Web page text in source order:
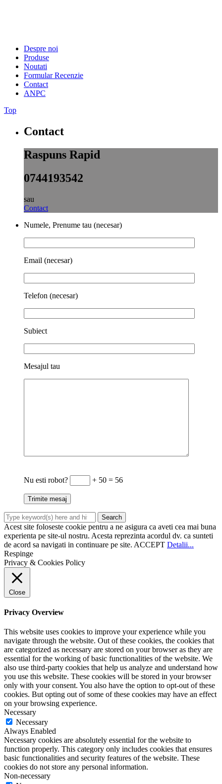
Despre noi
Produse
Noutati
Formular Recenzie
Contact
ANPC
Top
Contact
Raspuns Rapid
0744193542
sau
Contact
Numele, Prenume tau (necesar)
Email (necesar)
Telefon (necesar)
Subiect
Mesajul tau
Nu esti robot? + 50 = 56
Acest site foloseste cookie pentru a ne asigura ca aveti cea mai buna
experienta pe site-ul nostru. Acesta reprezinta acordul dv. ca sunteti
de acord sa navigati in continuare pe site. ACCEPT Detalii...
Respinge
Privacy & Cookies Policy
Close
Privacy Overview
This website uses cookies to improve your experience while you
navigate through the website. Out of these cookies, the cookies that
are categorized as necessary are stored on your browser as they are
essential for the working of basic functionalities of the website. We
also use third-party cookies that help us analyze and understand how
you use this website. These cookies will be stored in your browser
only with your consent. You also have the option to opt-out of these
cookies. But opting out of some of these cookies may have an effect
on your browsing experience.
Necessary
Necessary
Always Enabled
Necessary cookies are absolutely essential for the website to
function properly. This category only includes cookies that ensures
basic functionalities and security features of the website. These
cookies do not store any personal information.
Non-necessary